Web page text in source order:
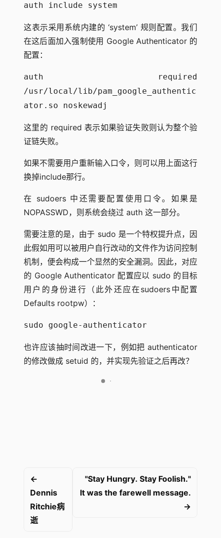
auth include system
这表示采用系统内建的 ‘system’ 规则配置。我们
在这后面加入强制使用 Google Authenticator 的
配置：
auth required
/usr/local/lib/pam_google_authentic
ator.so noskewadj
这里的 required 表示如果验证失败则认为整个验
证链失败。
如果不需要用户重新输入口令，则可以用上面这行
换掉include那行。
在 sudoers 中还需要配置使用口令。如果是
NOPASSWD，则系统会绕过 auth 这一部分。
需要注意的是，由于 sudo 是一个特权提升点，因
此假如用可以被用户自行改动的文件作为访问控制
机制，便会构成一个显然的安全漏洞。因此，对应
的 Google Authenticator 配置应以 sudo 的目标
用户的身份进行（此外还应在sudoers中配置
Defaults rootpw）：
sudo google-authenticator
也许应该抽时间改进一下，例如把 authenticator
的修改做成 setuid 的，并实现先验证之后再改？
←
Dennis
Ritchie病
逝
"Stay Hungry. Stay Foolish."
It was the farewell message.
→